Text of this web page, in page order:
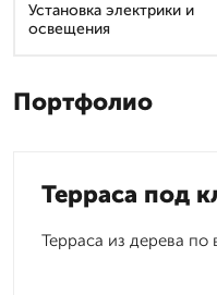
Установка электрики и
освещения
Портфолио
Терраса под
Терраса из дерева по